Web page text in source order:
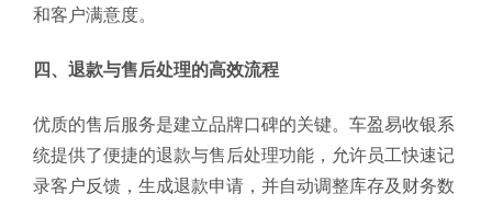
和客户满意度。
四、退款与售后处理的高效流程
优质的售后服务是建立品牌口碑的关键。车盈易收银系
统提供了便捷的退款与售后处理功能，允许员工快速记
录客户反馈，生成退款申请，并自动调整库存及财务数